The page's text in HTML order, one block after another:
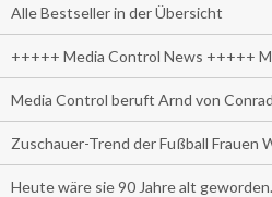
Alle Bestseller in der Übersicht
+++++ Media Control News +++++
Media Control beruft Arnd von
Zuschauer-Trend der Fußball Frauen
Heute wäre sie 90 Jahre alt geworden.